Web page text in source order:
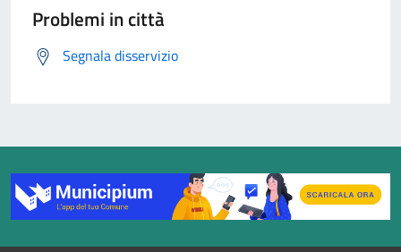
Problemi in città
Segnala disservizio